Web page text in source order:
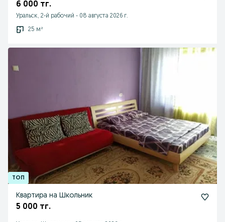
6 000 тг.
Уральск, 2-й рабочий - 08 августа 2026 г.
25 м²
Квартира на Школьник
5 000 тг.